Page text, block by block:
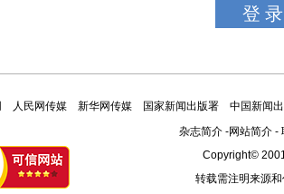
人民网传媒 新华网传媒 国家新闻出版署
中国新闻
杂志简介 -网站简介 -
Copyright©
转载需注明来源